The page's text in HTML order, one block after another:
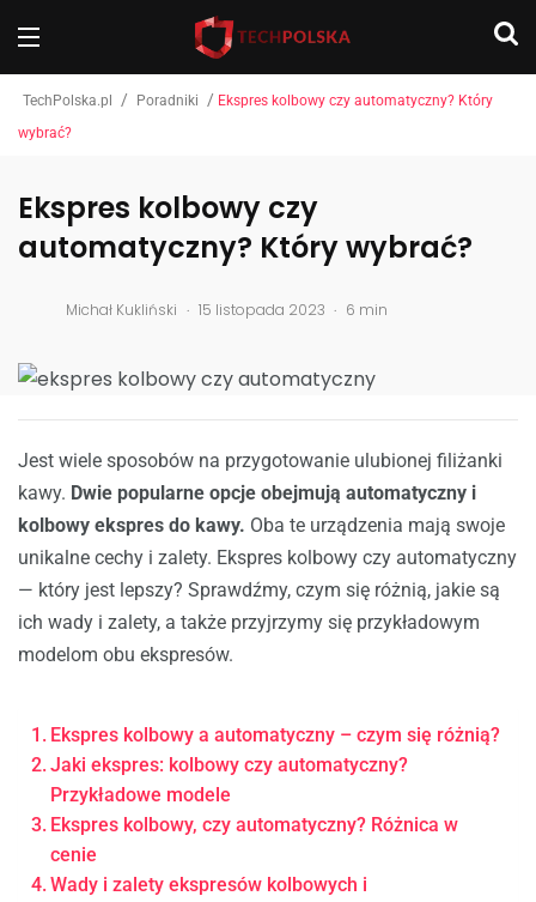
TechPolska.pl / Poradniki / Ekspres kolbowy czy automatyczny? Który
wybrać?
Ekspres kolbowy czy
automatyczny? Który wybrać?
Michał Kukliński . 15 listopada 2023 . 6 min
Jest wiele sposobów na przygotowanie ulubionej filiżanki
kawy. Dwie popularne opcje obejmują automatyczny i
kolbowy ekspres do kawy. Oba te urządzenia mają swoje
unikalne cechy i zalety. Ekspres kolbowy czy automatyczny
— który jest lepszy? Sprawdźmy, czym się różnią, jakie są
ich wady i zalety, a także przyjrzymy się przykładowym
modelom obu ekspresów.
Ekspres kolbowy a automatyczny – czym się różnią?
Jaki ekspres: kolbowy czy automatyczny?
Przykładowe modele
Ekspres kolbowy, czy automatyczny? Różnica w
cenie
Wady i zalety ekspresów kolbowych i